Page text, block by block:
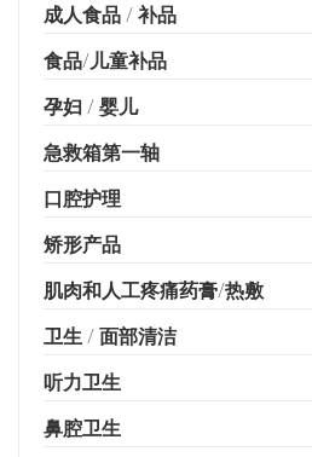
成人食品 / 补品
食品/儿童补品
孕妇 / 婴儿
急救箱第一轴
口腔护理
矫形产品
肌肉和人工疼痛药膏/热敷
卫生 / 面部清洁
听力卫生
鼻腔卫生